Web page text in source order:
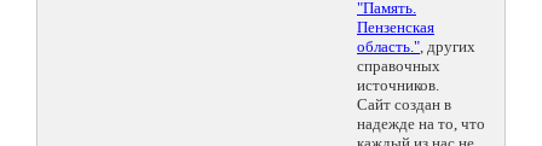
"Память.
Пензенская
область.", других
справочных
источников.
Сайт создан в
надежде на то, что